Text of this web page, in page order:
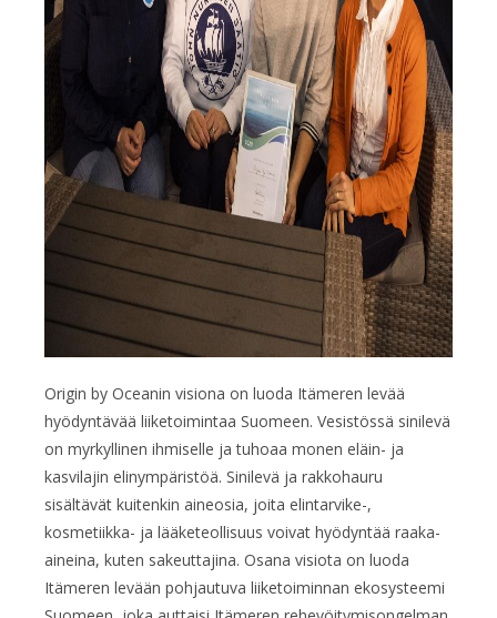
Origin by Oceanin visiona on luoda Itämeren levää
hyödyntävää liiketoimintaa Suomeen. Vesistössä sinilevä
on myrkyllinen ihmiselle ja tuhoaa monen eläin- ja
kasvilajin elinympäristöä. Sinilevä ja rakkohauru
sisältävät kuitenkin aineosia, joita elintarvike-,
kosmetiikka- ja lääketeollisuus voivat hyödyntää raaka-
aineina, kuten sakeuttajina. Osana visiota on luoda
Itämeren levään pohjautuva liiketoiminnan ekosysteemi